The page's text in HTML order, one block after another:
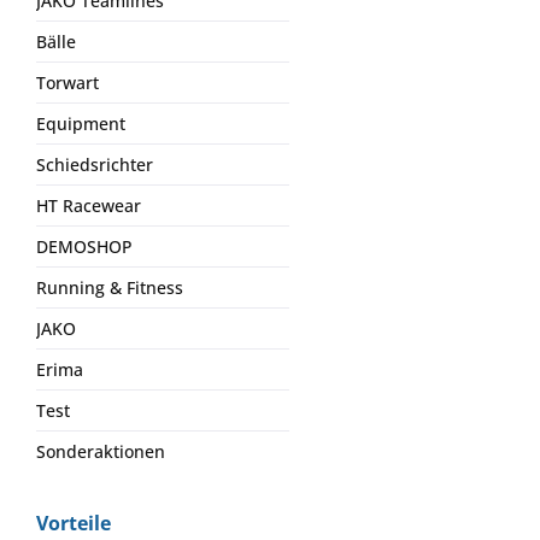
Bälle
Torwart
Equipment
Schiedsrichter
HT Racewear
DEMOSHOP
Running & Fitness
JAKO
Erima
Test
Sonderaktionen
Vorteile